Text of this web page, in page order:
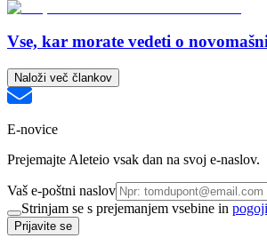
Vse, kar morate vedeti o
Naloži več člankov
E-novice
Prejemajte Aleteio vsak dan na svoj e-naslov.
Vaš e-poštni naslov
Strinjam se s prejemanjem vsebine in
Prijavite se